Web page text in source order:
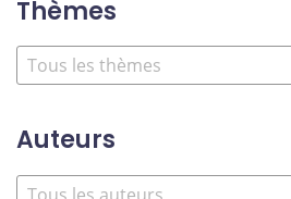
Thèmes
Auteurs